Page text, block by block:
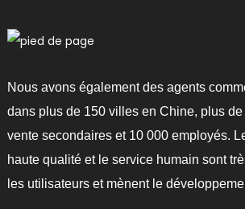
Nous avons également des agents
dans plus de 150 villes en Chine, plus
vente secondaires et 10 000 employés.
haute qualité et le service humain sont
les utilisateurs et mènent le